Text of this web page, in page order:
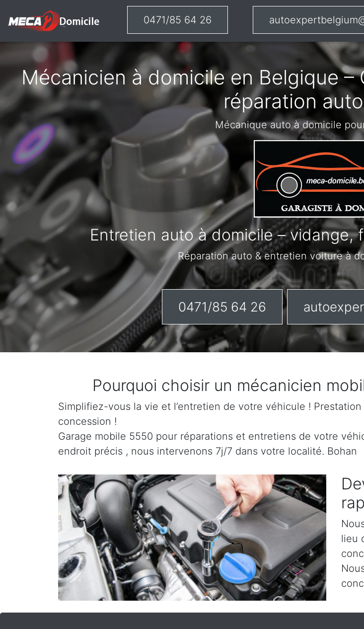
0471/85 64 26
Mécanicien à domicile en Belgique
réparation
Mécanique auto à domicile
Entretien auto à domicile – vidange,
Réparation auto & entretien voiture à
0471/85 64 26
Pourquoi choisir un mécanicien
Simplifiez-vous la vie et l’entretien de votre véhicule !
concession !
Garage mobile 5550 pour réparations et entretiens de votre
endroit précis , nous intervenons 7j/7 dans votre localité. Bohan
lieu